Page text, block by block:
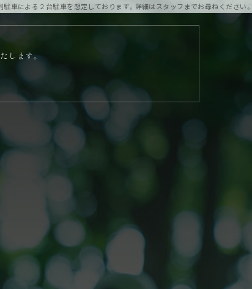
車による２台駐車を想定しております。詳細はスタッフまでお尋ねください。
します。